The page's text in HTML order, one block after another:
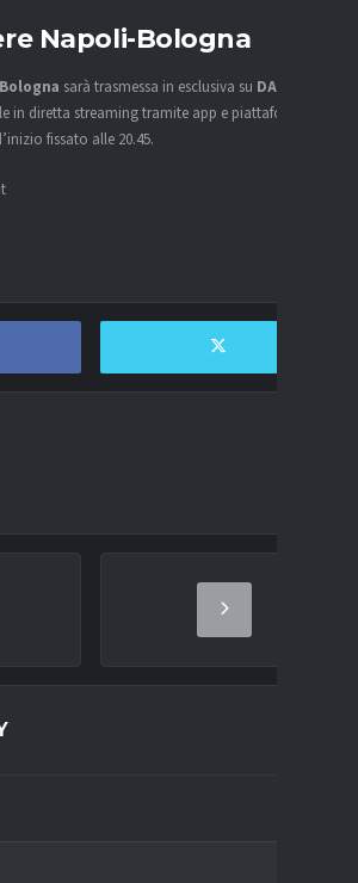
Napoli-Bologna
Bologna sarà trasmessa in esclusiva su DAZN
in diretta streaming tramite app e piattaforma
fissato alle 20.45.